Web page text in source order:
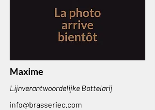
Maxime
Lijnverantwoordelijke Bottelarij
info@brasseriec.com